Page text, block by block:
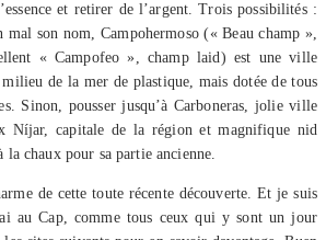
et retirer de l’argent. Trois possibilités :
son nom, Campohermoso (« Beau champ »,
« Campofeo », champ laid) est une ville
milieu de la mer de plastique, mais dotée de tous
Sinon, pousser jusqu’à Carboneras, jolie ville
Níjar, capitale de la région et magnifique nid
la chaux pour sa partie ancienne.
de cette toute récente découverte. Et je suis
au Cap, comme tous ceux qui y sont un jour